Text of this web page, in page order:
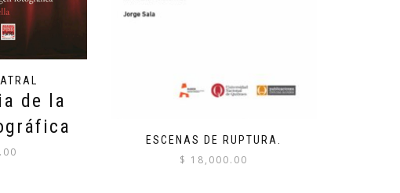
de la
ESCENAS DE RUPTURA.
$ 18,000.00